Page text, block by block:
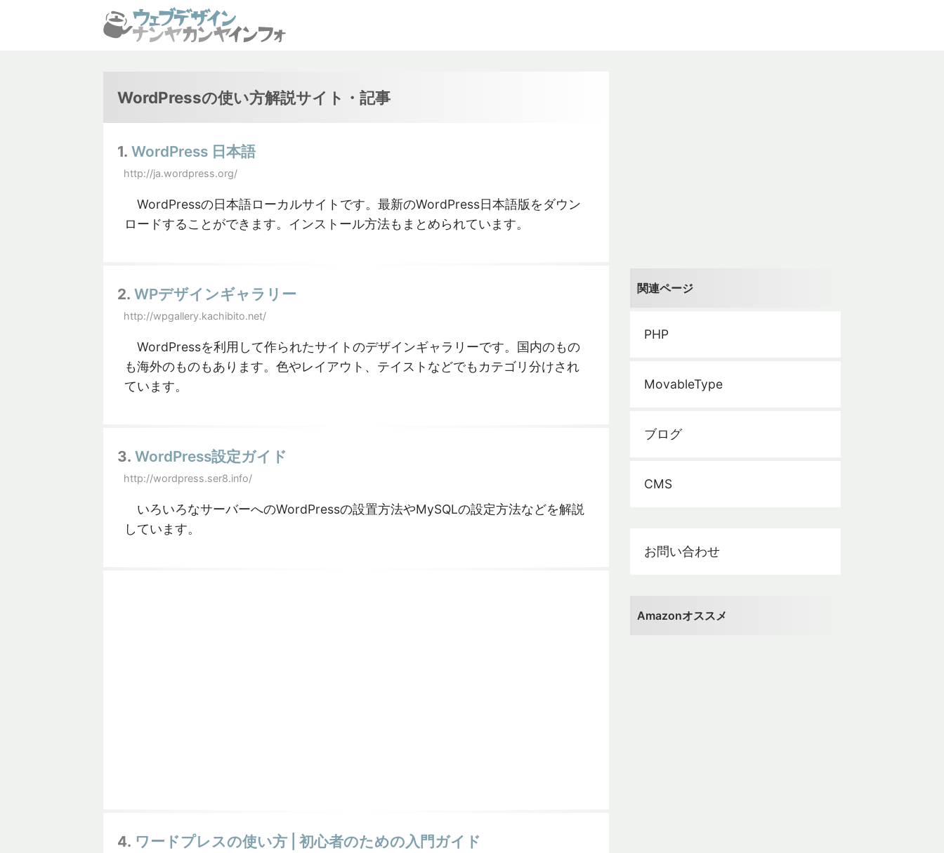
WordPressの使い方解説サイト・記事
1. WordPress 日本語
http://ja.wordpress.org/
WordPressの日本語ローカルサイトです。最新のWordPress日本語版をダウン
ロードすることができます。インストール方法もまとめられています。
2. WPデザインギャラリー
http://wpgallery.kachibito.net/
WordPressを利用して作られたサイトのデザインギャラリーです。国内のもの
も海外のものもあります。色やレイアウト、テイストなどでもカテゴリ分けされ
ています。
3. WordPress設定ガイド
http://wordpress.ser8.info/
いろいろなサーバーへのWordPressの設置方法やMySQLの設定方法などを解説
しています。
4. ワードプレスの使い方 | 初心者のための入門ガイド
関連ページ
PHP
MovableType
ブログ
CMS
お問い合わせ
Amazonオススメ